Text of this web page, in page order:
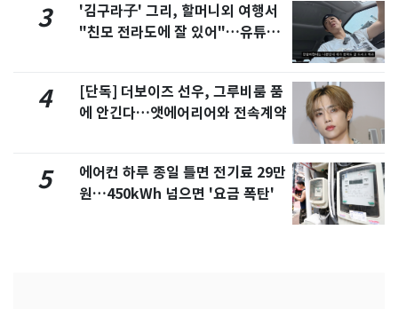
3
'김구라子' 그리, 할머니외 여행서
"친모 전라도에 잘 있어"…유튜브
4
[단독] 더보이즈 선우, 그루비룸 품
에 안긴다…앳에어리어와 전속계약
5
에어컨 하루 종일 틀면 전기료 29만
원…450kWh 넘으면 '요금 폭탄'